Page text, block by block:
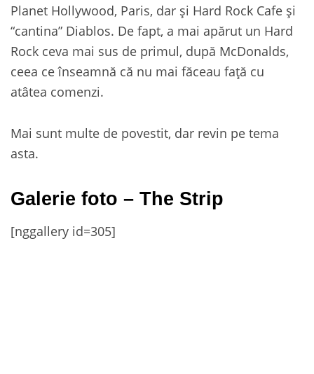
Planet Hollywood, Paris, dar şi Hard Rock Cafe şi
“cantina” Diablos. De fapt, a mai apărut un Hard
Rock ceva mai sus de primul, după McDonalds,
ceea ce înseamnă că nu mai făceau faţă cu
atâtea comenzi.
Mai sunt multe de povestit, dar revin pe tema
asta.
Galerie foto – The Strip
[nggallery id=305]